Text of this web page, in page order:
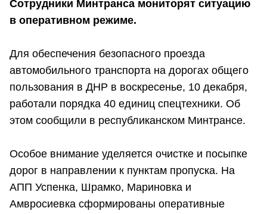
Сотрудники Минтранса мониторят ситуацию
в оперативном режиме.
Для обеспечения безопасного проезда
автомобильного транспорта на дорогах общего
пользования в ДНР в воскресенье, 10 декабря,
работали порядка 40 единиц спецтехники. Об
этом сообщили в республиканском Минтрансе.
Особое внимание уделяется очистке и посыпке
дорог в направлении к пунктам пропуска. На
АПП Успенка, Шрамко, Мариновка и
Амвросиевка сформированы оперативные